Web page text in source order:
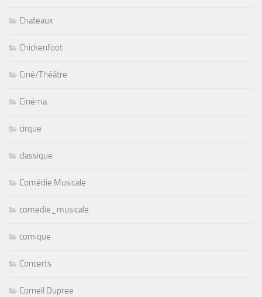
Chateaux
Chickenfoot
Ciné/Théâtre
Cinéma
cirque
classique
Comédie Musicale
comedie_musicale
comique
Concerts
Cornell Dupree